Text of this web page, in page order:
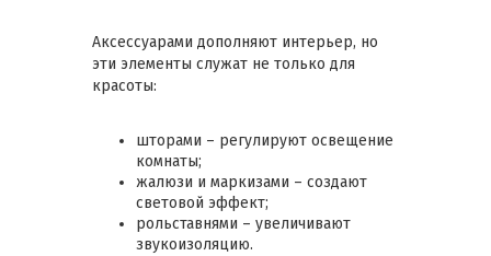
Аксессуарами дополняют интерьер, но
эти элементы служат не только для
красоты:
шторами – регулируют освещение
комнаты;
жалюзи и маркизами – создают
световой эффект;
рольставнями – увеличивают
звукоизоляцию.